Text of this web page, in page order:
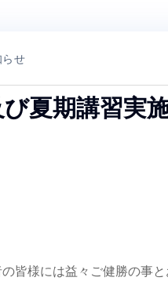
せ
夏期講習実
皆様には益々ご健勝の事